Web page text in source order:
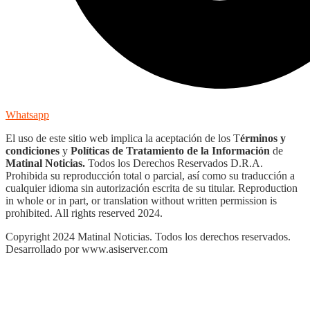
Whatsapp
El uso de este sitio web implica la aceptación de los Términos y
condiciones y Políticas de Tratamiento de la Información de
Matinal Noticias. Todos los Derechos Reservados D.R.A.
Prohibida su reproducción total o parcial, así como su traducción a
cualquier idioma sin autorización escrita de su titular. Reproduction
in whole or in part, or translation without written permission is
prohibited. All rights reserved 2024.
Copyright 2024 Matinal Noticias. Todos los derechos reservados.
Desarrollado por www.asiserver.com